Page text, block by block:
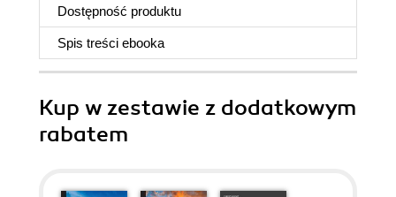
Dostępność produktu
Spis treści ebooka
Kup w zestawie z dodatkowym
rabatem